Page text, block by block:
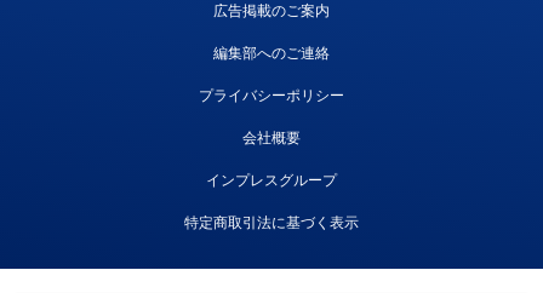
広告掲載のご案内
編集部へのご連絡
プライバシーポリシー
会社概要
インプレスグループ
特定商取引法に基づく表示